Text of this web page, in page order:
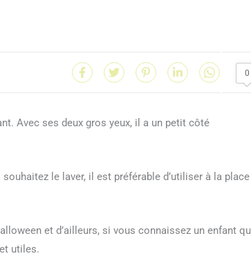
0
Avec ses deux gros yeux, il a un petit côté
le laver, il est préférable d’utiliser à la place
et d’ailleurs, si vous connaissez un enfant
utiles.